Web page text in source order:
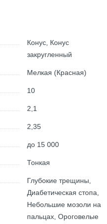
Конус, Конус
закругленный
Мелкая (Красная)
10
2,1
2,35
до 15 000
Тонкая
Глубокие трещины,
Диабетическая стопа,
Небольшие мозоли на
пальцах, Ороговелые